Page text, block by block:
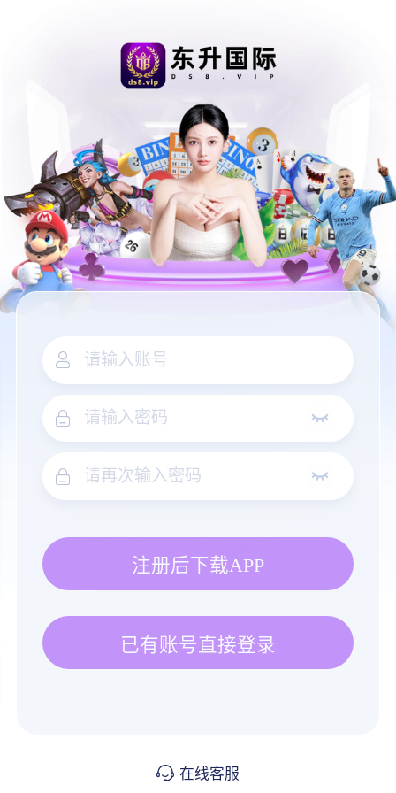
注册后下载APP
已有账号直接登录
在线客服